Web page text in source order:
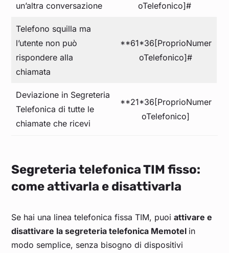
un’altra conversazione
oTelefonico]#
Telefono squilla ma
l’utente non può
rispondere alla
chiamata
**61*36[ProprioNumer
oTelefonico]#
Deviazione in Segreteria
Telefonica di tutte le
chiamate che ricevi
**21*36[ProprioNumer
oTelefonico]
Segreteria telefonica TIM fisso:
come attivarla e disattivarla
Se hai una linea telefonica fissa TIM, puoiattivare e
disattivare la segreteria telefonica Memotel in
modo semplice, senza bisogno di dispositivi